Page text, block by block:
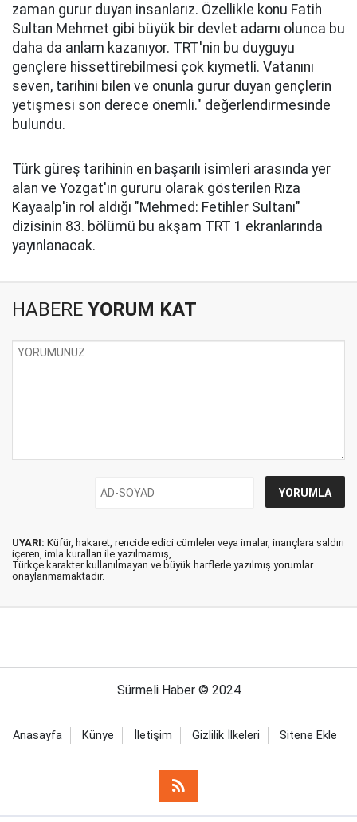
zaman gurur duyan insanlarız. Özellikle konu Fatih
Sultan Mehmet gibi büyük bir devlet adamı olunca bu
daha da anlam kazanıyor. TRT'nin bu duyguyu
gençlere hissettirebilmesi çok kıymetli. Vatanını
seven, tarihini bilen ve onunla gurur duyan gençlerin
yetişmesi son derece önemli." değerlendirmesinde
bulundu.
Türk güreş tarihinin en başarılı isimleri arasında yer
alan ve Yozgat'ın gururu olarak gösterilen Rıza
Kayaalp'in rol aldığı "Mehmed: Fetihler Sultanı"
dizisinin 83. bölümü bu akşam TRT 1 ekranlarında
yayınlanacak.
HABERE YORUM KAT
UYARI: Küfür, hakaret, rencide edici cümleler veya imalar, inançlara saldırı
içeren, imla kuralları ile yazılmamış,
Türkçe karakter kullanılmayan ve büyük harflerle yazılmış yorumlar
onaylanmamaktadır.
Sürmeli Haber © 2024
Anasayfa Künye İletişim Gizlilik İlkeleri Sitene Ekle